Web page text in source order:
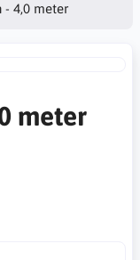
- 4,0 meter
meter